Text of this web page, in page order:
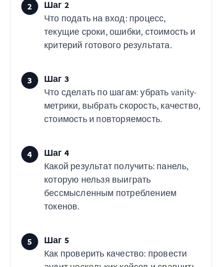
2
Шаг 2
Что подать на вход: процесс,
текущие сроки, ошибки, стоимость и
критерий готового результата.
3
Шаг 3
Что сделать по шагам: убрать vanity-
метрики, выбрать скорость, качество,
стоимость и повторяемость.
4
Шаг 4
Какой результат получить: панель,
которую нельзя выиграть
бессмысленным потреблением
токенов.
5
Шаг 5
Как проверить качество: провести